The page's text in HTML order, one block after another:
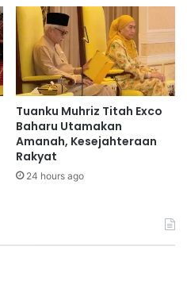
Tuanku Muhriz Titah Exco
Baharu Utamakan
Amanah, Kesejahteraan
Rakyat
24 hours ago